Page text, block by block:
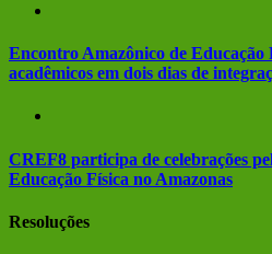
Encontro Amazônico de Educação
acadêmicos em dois dias de
CREF8 participa de celebrações
Educação Física no Amazonas
Resoluções